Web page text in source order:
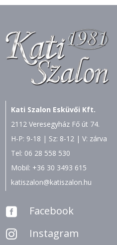
Kati Szalon Esküvői Kft.
2112 Veresegyház Fő út 74.
H-P: 9-18 | Sz: 8-12 | V: zárva
Tel: 06 28 558 530
Mobil: +36 30 3493 615
katiszalon@katiszalon.hu
 Facebook
 Instagram